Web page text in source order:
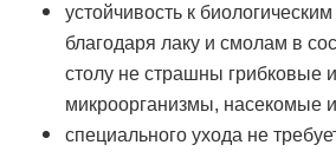
устойчивость к
благодаря лаку и смолам в
столу не страшны грибковые
микроорганизмы, насекомые
специального ухода не